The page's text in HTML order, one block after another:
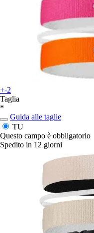
+-2
Taglia
*
Guida alle taglie
TU
Questo campo è obbligatorio
Spedito in 12 giorni